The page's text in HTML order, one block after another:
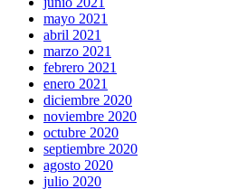
mayo 2021
abril 2021
marzo 2021
febrero 2021
enero 2021
diciembre 2020
noviembre 2020
octubre 2020
septiembre 2020
agosto 2020
julio 2020